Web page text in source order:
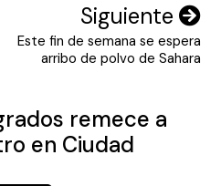
Siguiente
Este fin de semana se espera
arribo de polvo de Sahara
remece a
en Ciudad